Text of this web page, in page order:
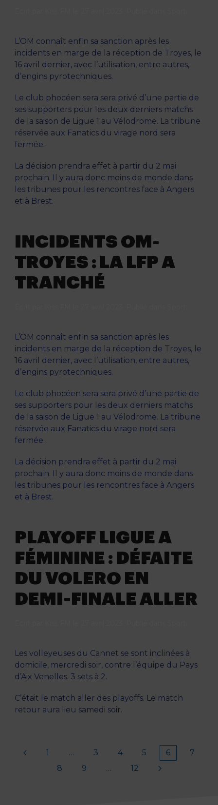
L’OM connaît enfin sa sanction après les
incidents en marge de la réception de Troyes, le
16 avril dernier, avec l’utilisation, entre autres,
d’engins pyrotechniques.
Le club phocéen sera sera privé d’une partie de
ses supporters pour les deux derniers matchs
de la saison de Ligue 1 au Vélodrome. La tribune
réservée aux Fanatics du virage nord sera
fermée.
La décision prendra effet à partir du 2 mai
prochain. Il y aura donc moins de monde dans
les tribunes pour les rencontres face à Angers
et à Brest.
INCIDENTS OM-
TROYES : LA LFP A
TRANCHÉ
L’OM connaît enfin sa sanction après les
incidents en marge de la réception de Troyes, le
16 avril dernier, avec l’utilisation, entre autres,
d’engins pyrotechniques.
Le club phocéen sera sera privé d’une partie de
ses supporters pour les deux derniers matchs
de la saison de Ligue 1 au Vélodrome. La tribune
réservée aux Fanatics du virage nord sera
fermée.
La décision prendra effet à partir du 2 mai
prochain. Il y aura donc moins de monde dans
les tribunes pour les rencontres face à Angers
et à Brest.
PLAYOFF LIGUE A
FÉMININE : DÉFAITE
DU VOLERO EN
DEMI-FINALE ALLER
Les volleyeuses du Cannet se sont inclinées à
domicile, mercredi soir, contre l’équipe du Pays
d’Aix Venelles. 3 sets à 2.
C’était le match aller des playoffs. Le match
retour aura lieu samedi soir.
1 … 3 4 5 6
7
8
9 … 12